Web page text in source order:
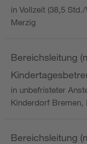
in Vollzeit (38,5
Merzig
Bereichsleitung
in unbefristeter
Kinderdorf Bremen,
Bereichsleitung